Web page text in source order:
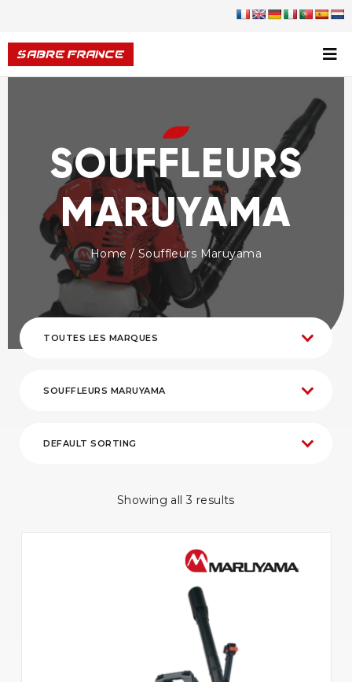
SOUFFLEURS
MARUYAMA
Home / Souffleurs Maruyama
Showing all 3 results